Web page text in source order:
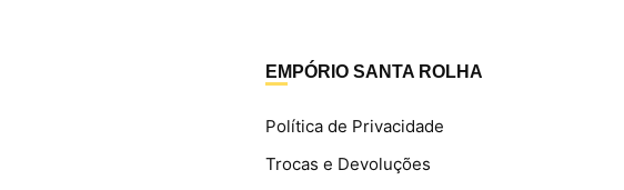
EMPÓRIO SANTA ROLHA
Política de Privacidade
Trocas e Devoluções